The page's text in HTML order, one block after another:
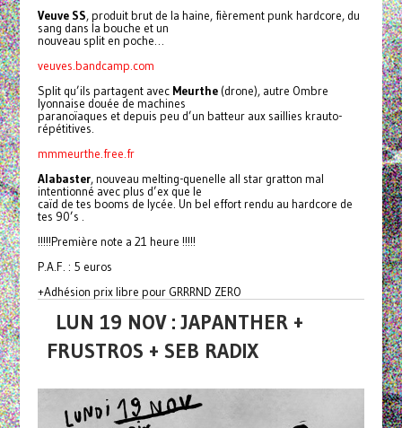
Veuve SS, produit brut de la haine, fièrement punk hardcore, du
sang dans la bouche et un
nouveau split en poche…
veuves.bandcamp.com
Split qu’ils partagent avec Meurthe(drone), autre Ombre
lyonnaise douée de machines
paranoïaques et depuis peu d’un batteur aux saillies krauto-
répétitives.
mmmeurthe.free.fr
Alabaster, nouveau melting-quenelle all star gratton mal
intentionné avec plus d’ex que le
caïd de tes booms de lycée. Un bel effort rendu au hardcore de
tes 90’s .
!!!!!Première note a 21 heure !!!!!
P.A.F. : 5 euros
+Adhésion prix libre pour GRRRND ZERO
LUN 19 NOV : JAPANTHER +
FRUSTROS + SEB RADIX